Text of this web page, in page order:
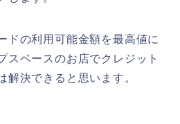
ドの利用可能金額を最高値に
スベースのお店でクレジット
解決できると思います。